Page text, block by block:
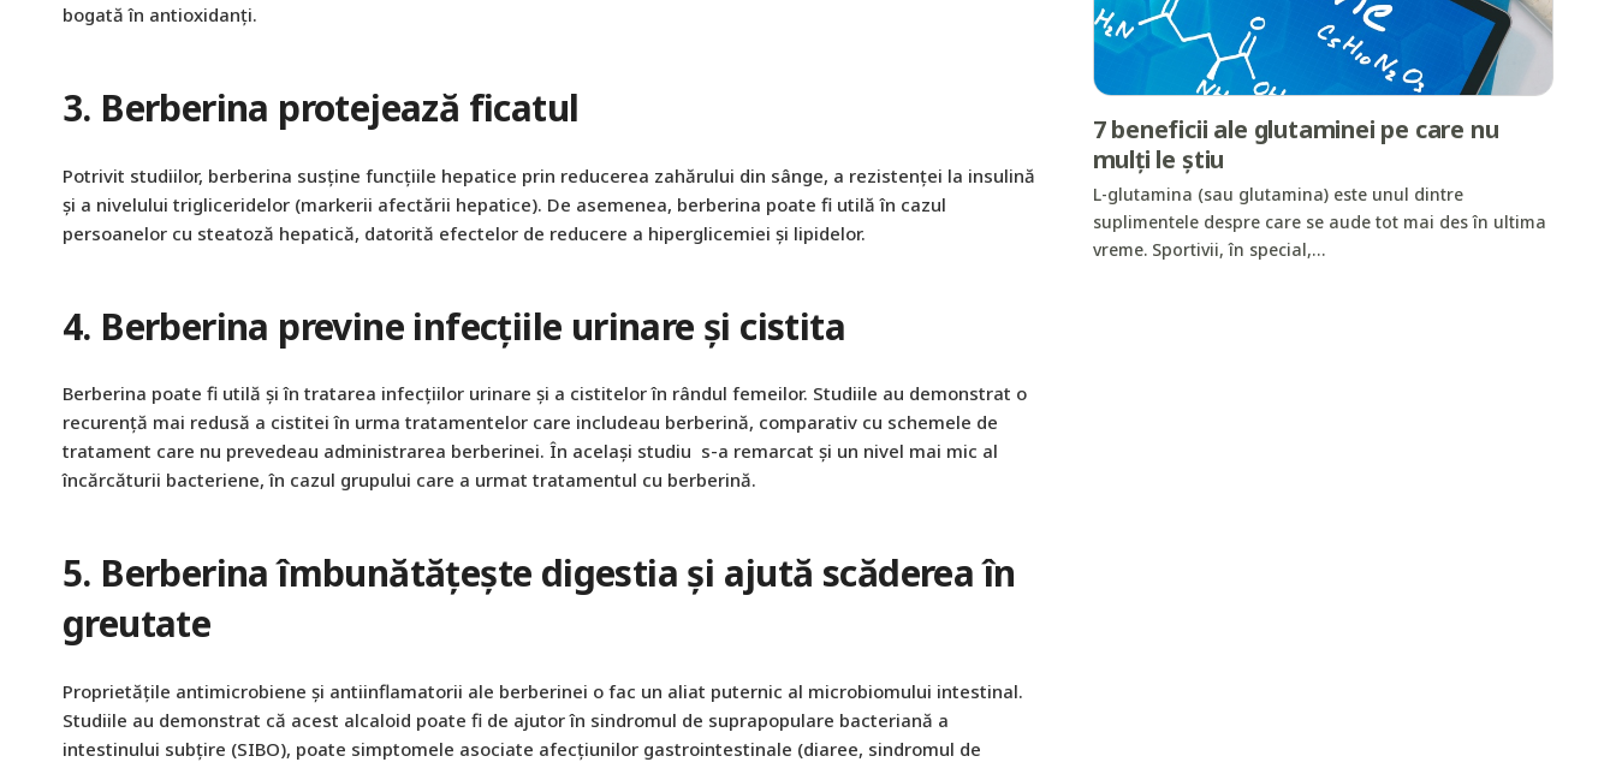
bogată în antioxidanți.
3. Berberina protejează ficatul
Potrivit studiilor, berberina susține funcțiile hepatice prin reducerea zahărului din sânge, a rezistenței la insulină
și a nivelului trigliceridelor (markerii afectării hepatice). De asemenea, berberina poate fi utilă în cazul
persoanelor cu steatoză hepatică, datorită efectelor de reducere a hiperglicemiei și lipidelor.
4. Berberina previne infecțiile urinare și cistita
Berberina poate fi utilă și în tratarea infecțiilor urinare și a cistitelor în rândul femeilor. Studiile au demonstrat o
recurență mai redusă a cistitei în urma tratamentelor care includeau berberină, comparativ cu schemele de
tratament care nu prevedeau administrarea berberinei. În același studiu s-a remarcat și un nivel mai mic al
încărcăturii bacteriene, în cazul grupului care a urmat tratamentul cu berberină.
5. Berberina îmbunătățește digestia și ajută scăderea în
greutate
Proprietățile antimicrobiene și antiinflamatorii ale berberinei o fac un aliat puternic al microbiomului intestinal.
Studiile au demonstrat că acest alcaloid poate fi de ajutor în sindromul de suprapopulare bacteriană a
intestinului subțire (SIBO), poate simptomele asociate afecțiunilor gastrointestinale (diaree, sindromul de
7 beneficii ale glutaminei pe care nu
mulți le știu
L-glutamina (sau glutamina) este unul dintre
suplimentele despre care se aude tot mai des în ultima
vreme. Sportivii, în special,…